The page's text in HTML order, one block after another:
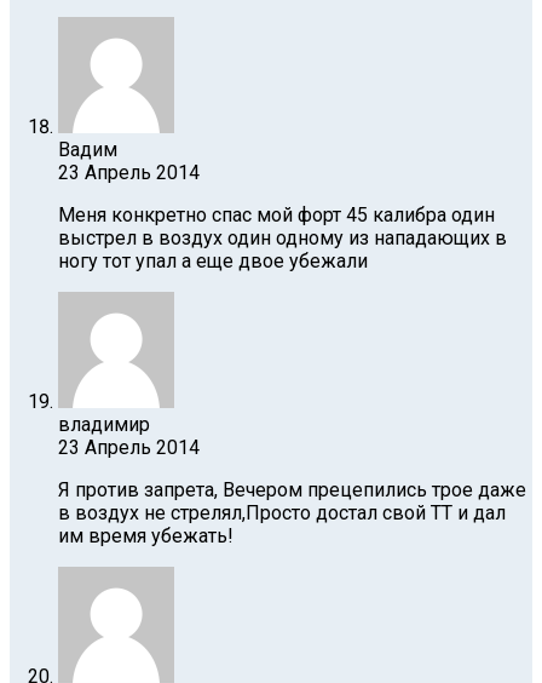
Вадим
23 Апрель 2014
Меня конкретно спас мой форт 45 калибра один
выстрел в воздух один одному из нападающих в
ногу тот упал а еще двое убежали
владимир
23 Апрель 2014
Я против запрета, Вечером прецепились трое даже
в воздух не стрелял,Просто достал свой ТТ и дал
им время убежать!